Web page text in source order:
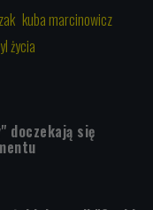
kuba marcinowicz
życia
doczekają się